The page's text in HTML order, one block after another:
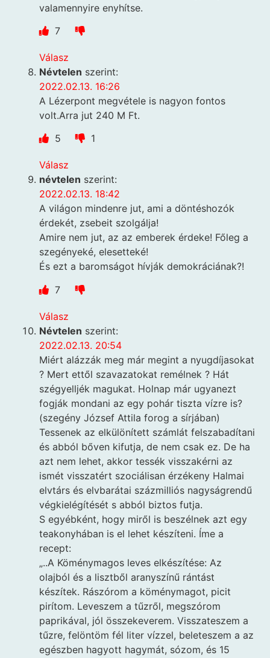
valamennyire enyhítse.
7
Válasz
Névtelen szerint:
2022.02.13. 16:26
A Lézerpont megvétele is nagyon fontos
volt.Arra jut 240 M Ft.
5
1
Válasz
névtelen szerint:
2022.02.13. 18:42
A világon mindenre jut, ami a döntéshozók
érdekét, zsebeit szolgálja!
Amire nem jut, az az emberek érdeke! Főleg a
szegényeké, elesetteké!
És ezt a baromságot hívják demokráciának?!
7
Válasz
Névtelen szerint:
2022.02.13. 20:54
Miért alázzák meg már megint a nyugdíjasokat
? Mert ettől szavazatokat remélnek ? Hát
szégyelljék magukat. Holnap már ugyanezt
fogják mondani az egy pohár tiszta vízre is?
(szegény József Attila forog a sírjában)
Tessenek az elkülönített számlát felszabadítani
és abból bőven kifutja, de nem csak ez. De ha
azt nem lehet, akkor tessék visszakérni az
ismét visszatért szociálisan érzékeny Halmai
elvtárs és elvbarátai százmilliós nagyságrendű
végkielégítését s abból biztos futja.
S egyébként, hogy miről is beszélnek azt egy
teakonyhában is el lehet készíteni. Íme a
recept:
„..A Köménymagos leves elkészítése: Az
olajból és a lisztből aranyszínű rántást
készítek. Rászórom a köménymagot, picit
pirítom. Leveszem a tűzről, megszórom
paprikával, jól összekeverem. Visszateszem a
tűzre, felöntöm fél liter vízzel, beleteszem a az
egészben hagyott hagymát, sózom, és 15